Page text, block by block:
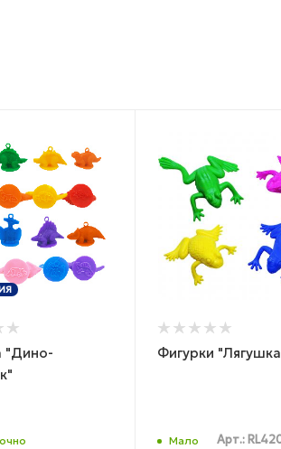
"Дино-
Фигурки
Мало Арт.: